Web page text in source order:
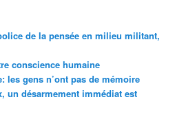
de la pensée en milieu militant,
conscience humaine
les gens n’ont pas de mémoire
un désarmement immédiat est